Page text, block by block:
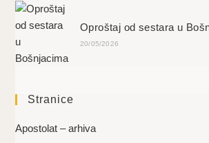
Oproštaj od sestara u
20/05/2026
Stranice
Apostolat – arhiva